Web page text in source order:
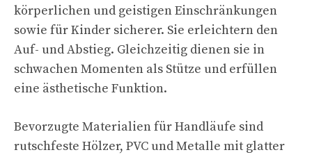
körperlichen und geistigen Einschränkungen
sowie für Kinder sicherer. Sie erleichtern den
Auf- und Abstieg. Gleichzeitig dienen sie in
schwachen Momenten als Stütze und erfüllen
eine ästhetische Funktion.
Bevorzugte Materialien für Handläufe sind
rutschfeste Hölzer, PVC und Metalle mit glatter